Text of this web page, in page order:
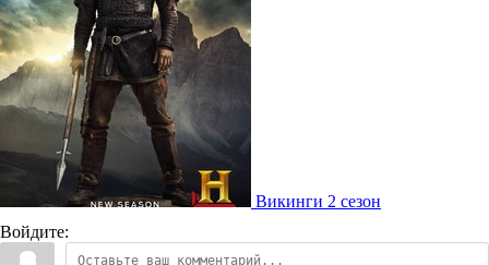
Викинги 2 сезон
Войдите: